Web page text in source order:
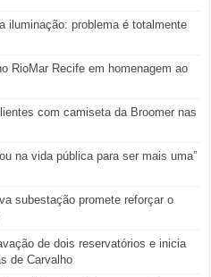
iluminação: problema é totalmente
RioMar Recife em homenagem ao
com camiseta da Broomer nas
na vida pública para ser mais uma”
subestação promete reforçar o
de dois reservatórios e inicia
de Carvalho